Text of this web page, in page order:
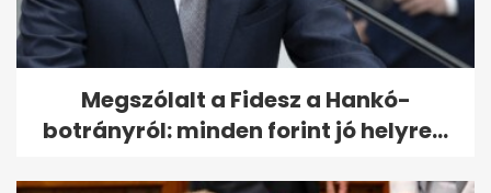
Megszólalt a Fidesz a Hankó-
botrányról: minden forint jó helyre...